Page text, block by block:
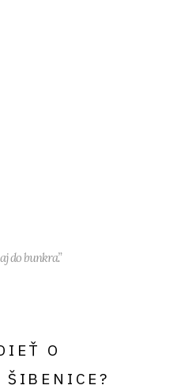
do bunkra.”
O
ŠIBENICE?